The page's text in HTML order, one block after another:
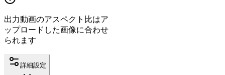
出力動画のアスペクト比はア
ップロードした画像に合わせ
られます
詳細設定